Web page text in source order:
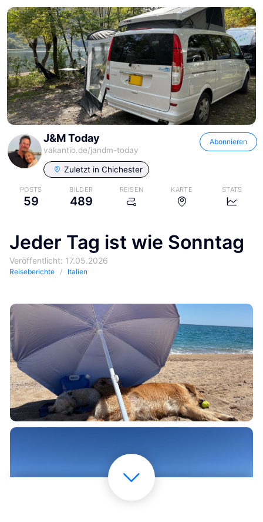
J&M Today
vakantio.de/jandm-today
Abonnieren
Zuletzt in Chichester
POSTS
59
BILDER
489
REISEN KARTE STATS
Jeder Tag ist wie Sonntag
Veröffentlicht: 17.05.2026
Reiseberichte Italien